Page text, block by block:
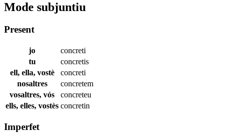
Mode subjuntiu
Present
jo
concreti
tu
concretis
ell, ella, vostè
concreti
nosaltres
concretem
vosaltres, vós
concreteu
ells, elles, vostès concretin
Imperfet